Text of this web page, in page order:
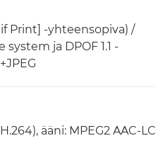
Print] -yhteensopiva) /
ja DPOF 1.1 -
ääni: MPEG2 AAC-LC